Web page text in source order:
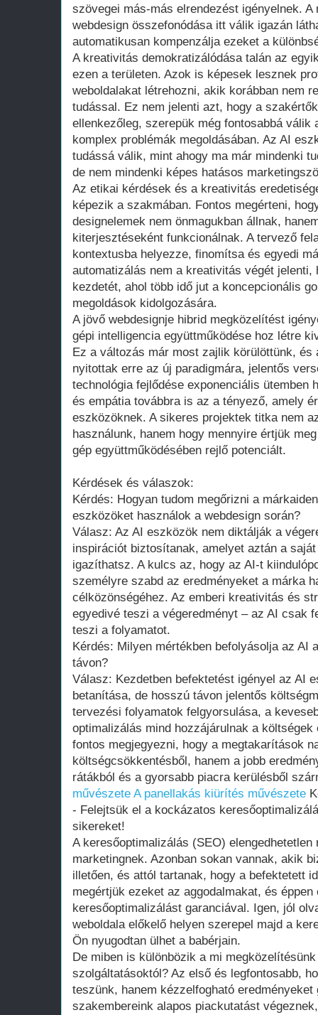
szövegei más-más elrendezést igényelnek.
webdesign összefonódása itt válik igazán
automatikusan kompenzálja ezeket a
A kreativitás demokratizálódása talán az
ezen a területen. Azok is képesek lesznek
weboldalakat létrehozni, akik korábban nem
tudással. Ez nem jelenti azt, hogy a
ellenkezőleg, szerepük még fontosabbá válik
komplex problémák megoldásában. Az AI
tudássá válik, mint ahogy ma már mindenki
de nem mindenki képes hatásos
Az etikai kérdések és a kreativitás
képezik a szakmában. Fontos megérteni,
designelemek nem önmagukban állnak,
kiterjesztéseként funkcionálnak. A tervező
kontextusba helyezze, finomítsa és egyedi
automatizálás nem a kreativitás végét
kezdetét, ahol több idő jut a koncepcionális
megoldások kidolgozására.
A jövő webdesignje hibrid megközelítést
gépi intelligencia együttműködése hoz létre
Ez a változás már most zajlik körülöttünk,
nyitottak erre az új paradigmára, jelentős
technológia fejlődése exponenciális ütemben
és empátia továbbra is az a tényező, amely
eszközöknek. A sikeres projektek titka nem
használunk, hanem hogy mennyire értjük
gép együttműködésében rejlő potenciált.
Kérdések és válaszok:
Kérdés: Hogyan tudom megőrizni a
eszközöket használok a webdesign során?
Válasz: Az AI eszközök nem diktálják a
inspirációt biztosítanak, amelyet aztán a
igazíthatsz. A kulcs az, hogy az AI-t
személyre szabd az eredményeket a márka
célközönségéhez. Az emberi kreativitás és
egyedivé teszi a végeredményt – az AI csak
teszi a folyamatot.
Kérdés: Milyen mértékben befolyásolja az AI
távon?
Válasz: Kezdetben befektetést igényel az AI
betanítása, de hosszú távon jelentős
tervezési folyamatok felgyorsulása, a
optimalizálás mind hozzájárulnak a
fontos megjegyezni, hogy a megtakarítások
költségcsökkentésből, hanem a jobb
rátákból és a gyorsabb piacra kerülésből
művészete A panellakás kiürítés művészete
- Felejtsük el a kockázatos
sikereket!
A keresőoptimalizálás (SEO)
marketingnek. Azonban sokan vannak, akik
illetően, és attól tartanak, hogy a befektetett
megértjük ezeket az aggodalmakat, és
keresőoptimalizálást garanciával. Igen, jól
weboldala előkelő helyen szerepel majd a
Ön nyugodtan ülhet a babérjain.
De miben is különbözik a mi
szolgáltatásoktól? Az első és legfontosabb,
teszünk, hanem kézzelfogható eredményeket
szakembereink alapos piackutatást